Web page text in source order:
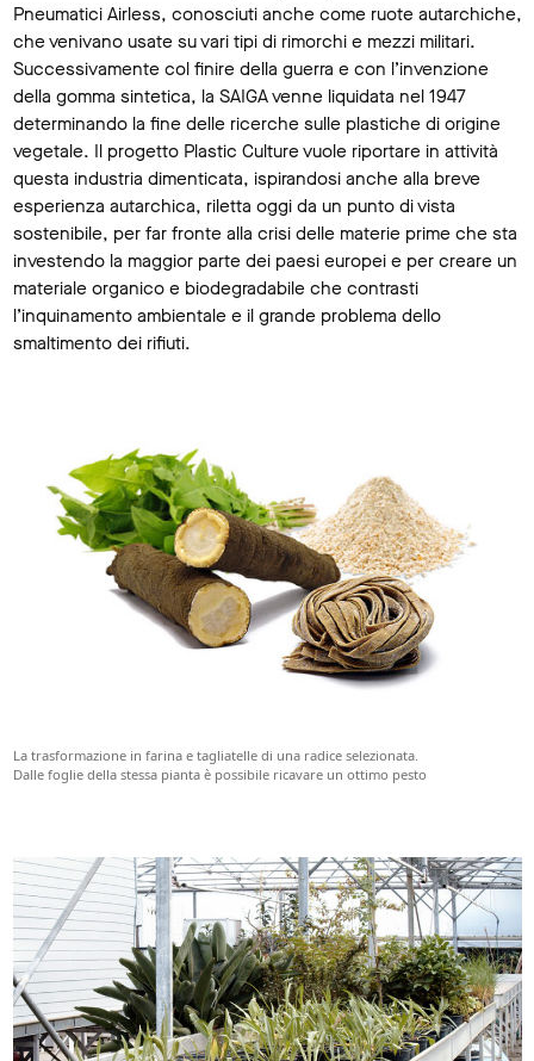
Pneumatici Airless, conosciuti anche come ruote autarchiche,
che venivano usate su vari tipi di rimorchi e mezzi militari.
Successivamente col finire della guerra e con l’invenzione
della gomma sintetica, la SAIGA venne liquidata nel 1947
determinando la fine delle ricerche sulle plastiche di origine
vegetale. Il progetto Plastic Culture vuole riportare in attività
questa industria dimenticata, ispirandosi anche alla breve
esperienza autarchica, riletta oggi da un punto di vista
sostenibile, per far fronte alla crisi delle materie prime che sta
investendo la maggior parte dei paesi europei e per creare un
materiale organico e biodegradabile che contrasti
l’inquinamento ambientale e il grande problema dello
smaltimento dei rifiuti.
La trasformazione in farina e tagliatelle di una radice selezionata.
Dalle foglie della stessa pianta è possibile ricavare un ottimo pesto